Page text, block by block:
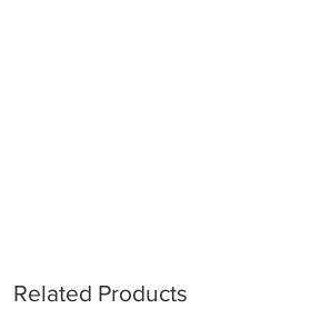
Related Products